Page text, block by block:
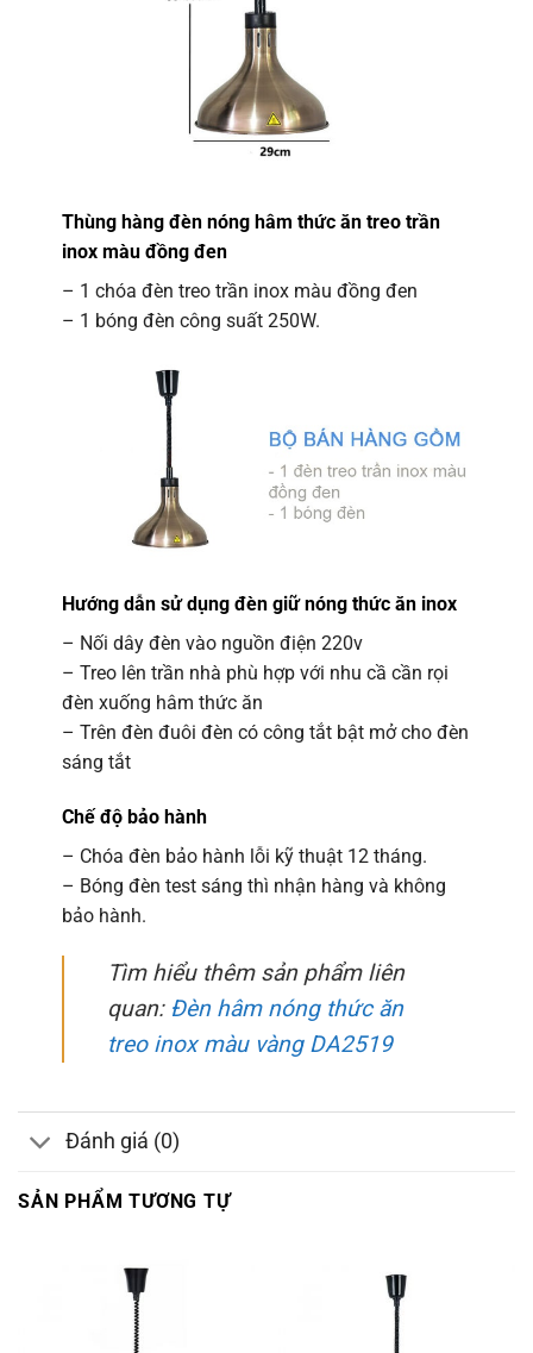
Thùng hàng đèn nóng hâm thức ăn treo trần
inox màu đồng đen
– 1 chóa đèn treo trần inox màu đồng đen
– 1 bóng đèn công suất 250W.
Hướng dẫn sử dụng đèn giữ nóng thức ăn inox
– Nối dây đèn vào nguồn điện 220v
– Treo lên trần nhà phù hợp với nhu cầ cần rọi
đèn xuống hâm thức ăn
– Trên đèn đuôi đèn có công tắt bật mở cho đèn
sáng tắt
Chế độ bảo hành
– Chóa đèn bảo hành lỗi kỹ thuật 12 tháng.
– Bóng đèn test sáng thì nhận hàng và không
bảo hành.
Tìm hiểu thêm sản phẩm liên
quan: Đèn hâm nóng thức ăn
treo inox màu vàng DA2519
Đánh giá (0)
SẢN PHẨM TƯƠNG TỰ